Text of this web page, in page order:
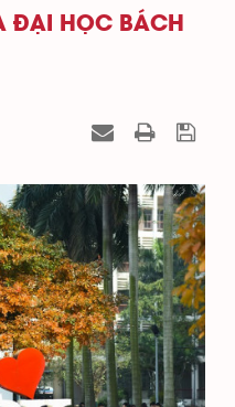
ĐẠI HỌC BÁCH